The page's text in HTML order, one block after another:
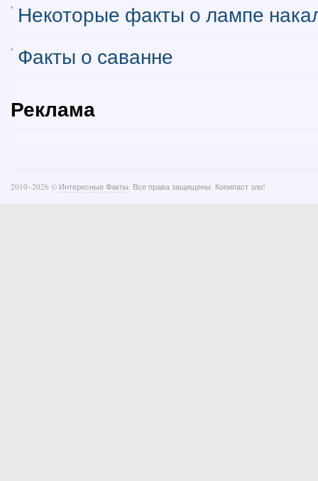
Некоторые факты о лампе
Факты о саванне
Реклама
2010–2026 © Интересные Факты. Все права защищены. Копипаст зло!